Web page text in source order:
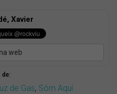
Xavier
web
de:
de Gas, Sóm Aquí